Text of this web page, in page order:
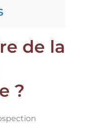
de la
?